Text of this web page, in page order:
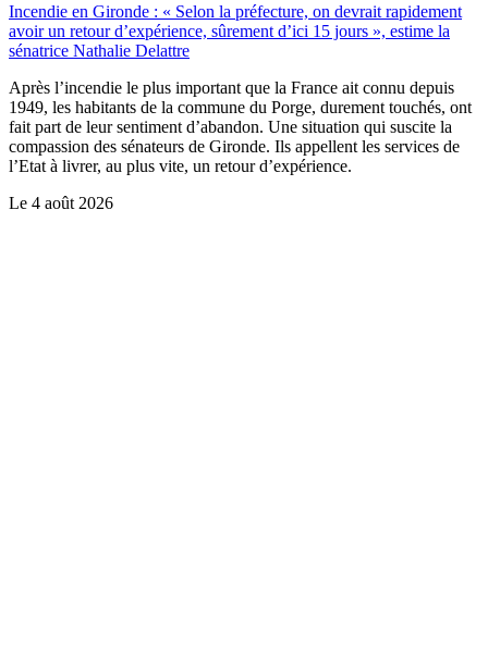
Incendie en Gironde : « Selon la préfecture, on devrait rapidement
avoir un retour d’expérience, sûrement d’ici 15 jours », estime la
sénatrice Nathalie Delattre
Après l’incendie le plus important que la France ait connu depuis
1949, les habitants de la commune du Porge, durement touchés, ont
fait part de leur sentiment d’abandon. Une situation qui suscite la
compassion des sénateurs de Gironde. Ils appellent les services de
l’Etat à livrer, au plus vite, un retour d’expérience.
Le 4 août 2026